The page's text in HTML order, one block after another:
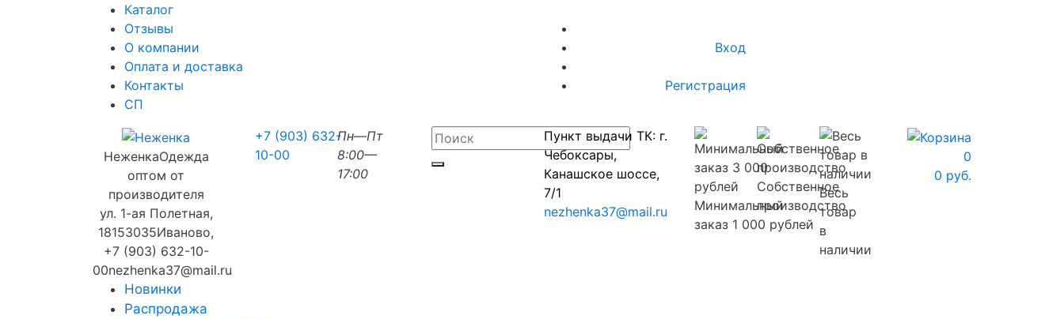
Каталог
Отзывы
О компании
Оплата и доставка
Контакты
СП
Вход
Регистрация
НеженкаОдежда
оптом от
производителя
ул. 1-ая Полетная,
18153035Иваново,
+7 (903) 632-10-
00nezhenka37@mail.ru
+7 (903) 632-
10-00
Пн—Пт
8:00—
17:00
Пункт выдачи ТК: г.
Чебоксары,
Канашское шоссе,
7/1
nezhenka37@mail.ru
Минимальный
заказ 1 000 рублей
Собственное
производство
Весь
товар
в
наличии
0
0 руб.
Новинки
Распродажа